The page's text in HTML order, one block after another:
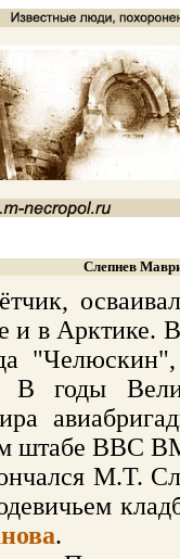
Слепнев
осваивал
и в Арктике.
В годы
штабе ВВС
М.Т.
.